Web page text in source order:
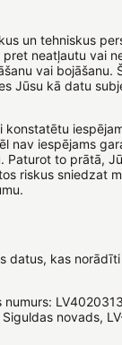
un tehniskus
neatļautu vai
vai bojāšanu.
Jūsu kā datu
konstatētu
nav iespējams
Paturot to prātā,
riskus sniedzat
datus, kas norādīti
numurs:
novads,